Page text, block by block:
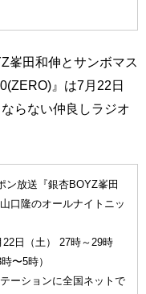
峯田和伸とサンボマス
』は7月22日
らない仲良しラジオ
ン放送『銀杏BOYZ峯田
口隆のオールナイトニッ
22日（土） 27時～29時
〜5時）
ーションに全国ネットで